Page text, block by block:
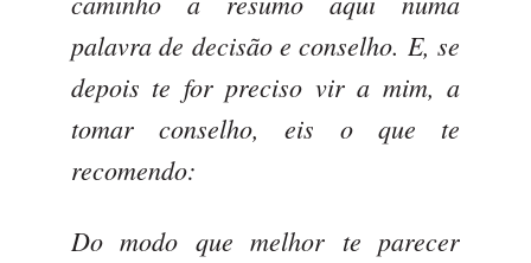
palavra de decisão e conselho. E, se
depois te for preciso vir a mim, a
tomar conselho, eis o que te
recomendo:
Do modo que melhor te parecer